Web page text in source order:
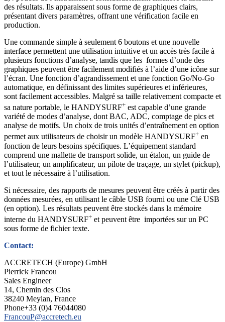
des résultats. Ils apparaissent sous forme de graphiques clairs,
présentant divers paramètres, offrant une vérification facile en
production.
Une commande simple à seulement 6 boutons et une nouvelle
interface permettent une utilisation intuitive et un accès très facile à
plusieurs fonctions d’analyse, tandis que les formes d’onde des
graphiques peuvent être facilement modifiés à l’aide d’une icône sur
l’écran. Une fonction d’agrandissement et une fonction Go/No-Go
automatique, en définissant des limites supérieures et inférieures,
sont facilement accessibles. Malgré sa taille relativement compacte et
sa nature portable, le HANDYSURF+ est capable d’une grande
variété de modes d’analyse, dont BAC, ADC, comptage de pics et
analyse de motifs. Un choix de trois unités d’entraînement en option
permet aux utilisateurs de choisir un modèle HANDYSURF+ en
fonction de leurs besoins spécifiques. L’équipement standard
comprend une mallette de transport solide, un étalon, un guide de
l’utilisateur, un amplificateur, un pilote de traçage, un stylet (pickup),
et tout le nécessaire à l’utilisation.
Si nécessaire, des rapports de mesures peuvent être créés à partir des
données mesurées, en utilisant le câble USB fourni ou une Clé USB
(en option). Les résultats peuvent être stockés dans la mémoire
interne du HANDYSURF+ et peuvent être importées sur un PC
sous forme de fichier texte.
Contact:
ACCRETECH (Europe) GmbH
Pierrick Francou
Sales Engineer
14, Chemin des Clos
38240 Meylan, France
Phone+33 (0)4 76044080
FrancouP@accretech.eu